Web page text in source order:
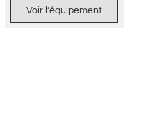
Voir l’équipement